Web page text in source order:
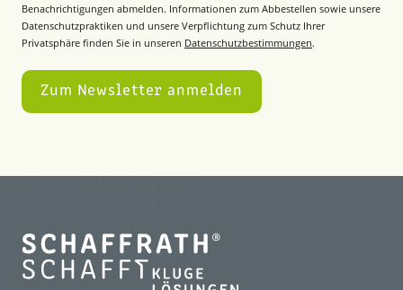
Benachrichtigungen abmelden. Informationen zum Abbestellen sowie unsere
Datenschutzpraktiken und unsere Verpflichtung zum Schutz Ihrer
Privatsphäre finden Sie in unseren Datenschutzbestimmungen.